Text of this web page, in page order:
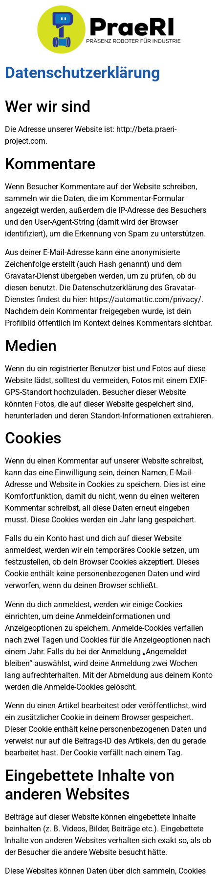
Datenschutzerklärung
Wer wir sind
Die Adresse unserer Website ist: http://beta.praeri-
project.com.
Kommentare
Wenn Besucher Kommentare auf der Website schreiben,
sammeln wir die Daten, die im Kommentar-Formular
angezeigt werden, außerdem die IP-Adresse des Besuchers
und den User-Agent-String (damit wird der Browser
identifiziert), um die Erkennung von Spam zu unterstützen.
Aus deiner E-Mail-Adresse kann eine anonymisierte
Zeichenfolge erstellt (auch Hash genannt) und dem
Gravatar-Dienst übergeben werden, um zu prüfen, ob du
diesen benutzt. Die Datenschutzerklärung des Gravatar-
Dienstes findest du hier: https://automattic.com/privacy/.
Nachdem dein Kommentar freigegeben wurde, ist dein
Profilbild öffentlich im Kontext deines Kommentars sichtbar.
Medien
Wenn du ein registrierter Benutzer bist und Fotos auf diese
Website lädst, solltest du vermeiden, Fotos mit einem EXIF-
GPS-Standort hochzuladen. Besucher dieser Website
könnten Fotos, die auf dieser Website gespeichert sind,
herunterladen und deren Standort-Informationen extrahieren.
Cookies
Wenn du einen Kommentar auf unserer Website schreibst,
kann das eine Einwilligung sein, deinen Namen, E-Mail-
Adresse und Website in Cookies zu speichern. Dies ist eine
Komfortfunktion, damit du nicht, wenn du einen weiteren
Kommentar schreibst, all diese Daten erneut eingeben
musst. Diese Cookies werden ein Jahr lang gespeichert.
Falls du ein Konto hast und dich auf dieser Website
anmeldest, werden wir ein temporäres Cookie setzen, um
festzustellen, ob dein Browser Cookies akzeptiert. Dieses
Cookie enthält keine personenbezogenen Daten und wird
verworfen, wenn du deinen Browser schließt.
Wenn du dich anmeldest, werden wir einige Cookies
einrichten, um deine Anmeldeinformationen und
Anzeigeoptionen zu speichern. Anmelde-Cookies verfallen
nach zwei Tagen und Cookies für die Anzeigeoptionen nach
einem Jahr. Falls du bei der Anmeldung „Angemeldet
bleiben“ auswählst, wird deine Anmeldung zwei Wochen
lang aufrechterhalten. Mit der Abmeldung aus deinem Konto
werden die Anmelde-Cookies gelöscht.
Wenn du einen Artikel bearbeitest oder veröffentlichst, wird
ein zusätzlicher Cookie in deinem Browser gespeichert.
Dieser Cookie enthält keine personenbezogenen Daten und
verweist nur auf die Beitrags-ID des Artikels, den du gerade
bearbeitet hast. Der Cookie verfällt nach einem Tag.
Eingebettete Inhalte von
anderen Websites
Beiträge auf dieser Website können eingebettete Inhalte
beinhalten (z. B. Videos, Bilder, Beiträge etc.). Eingebettete
Inhalte von anderen Websites verhalten sich exakt so, als ob
der Besucher die andere Website besucht hätte.
Diese Websites können Daten über dich sammeln, Cookies